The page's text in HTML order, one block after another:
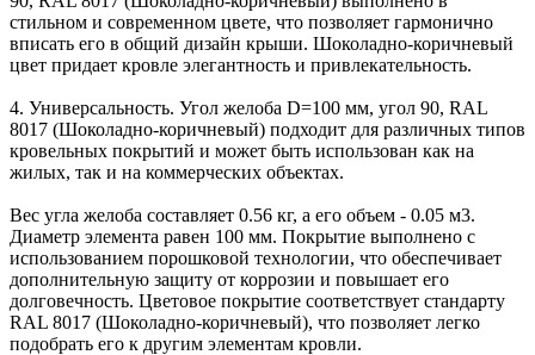
стильном и современном цвете, что позволяет гармонично
вписать его в общий дизайн крыши. Шоколадно-коричневый
цвет придает кровле элегантность и привлекательность.
4. Универсальность. Угол желоба D=100 мм, угол 90, RAL
8017 (Шоколадно-коричневый) подходит для различных типов
кровельных покрытий и может быть использован как на
жилых, так и на коммерческих объектах.
Вес угла желоба составляет 0.56 кг, а его объем - 0.05 м3.
Диаметр элемента равен 100 мм. Покрытие выполнено с
использованием порошковой технологии, что обеспечивает
дополнительную защиту от коррозии и повышает его
долговечность. Цветовое покрытие соответствует стандарту
RAL 8017 (Шоколадно-коричневый), что позволяет легко
подобрать его к другим элементам кровли.